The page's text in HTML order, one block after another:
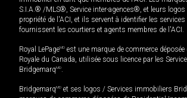
S.I.A.® /MLS®, Service inter-agences®, et leurs
propriété de l'ACI, et ils servent à identifier les
fournissent les courtiers et agents membres de l'ACI.
Royal LePageMD est une marque de commerce déposée
Royale du Canada, utilisée sous licence par les
BridgemarqMD.
BridgemarqMD et ses logos / Services immobiliers